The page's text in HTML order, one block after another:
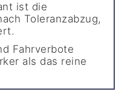
ist die
Toleranzabzug,
Fahrverbote
als das reine